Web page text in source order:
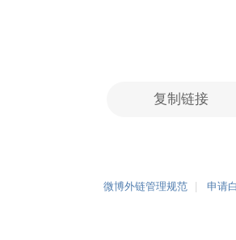
复制链接
微博外链管理规范 申请